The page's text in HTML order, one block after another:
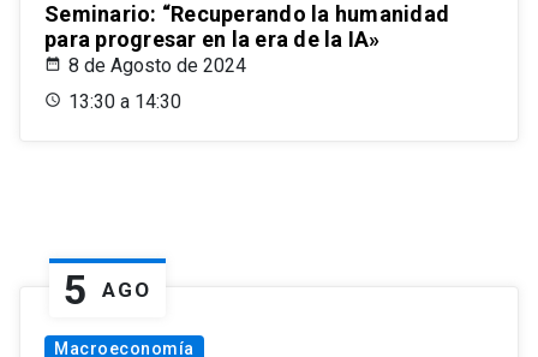
Seminario: “Recuperando la humanidad
para progresar en la era de la IA»
8 de Agosto de 2024
13:30 a 14:30
5 AGO
Macroeconomía